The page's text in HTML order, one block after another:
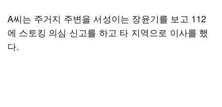
A씨는 주거지 주변을 서성이는 장윤기를 보고 112
에 스토킹 의심 신고를 하고 타 지역으로 이사를 했
다.